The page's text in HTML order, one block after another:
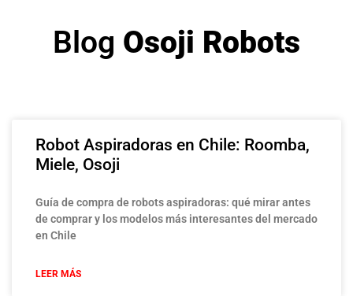
Blog Osoji Robots
Robot Aspiradoras en Chile: Roomba,
Miele, Osoji
Guía de compra de robots aspiradoras: qué mirar antes
de comprar y los modelos más interesantes del mercado
en Chile
LEER MÁS